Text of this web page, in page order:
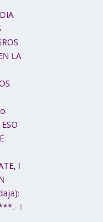
LA
I
I